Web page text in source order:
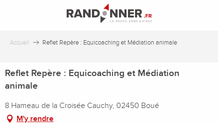
principal
Accueil Reflet Repère : Equicoaching et Médiation animale
Reflet Repère : Equicoaching et Médiation
animale
8 Hameau de la Croisée Cauchy, 02450 Boué
M'y rendre